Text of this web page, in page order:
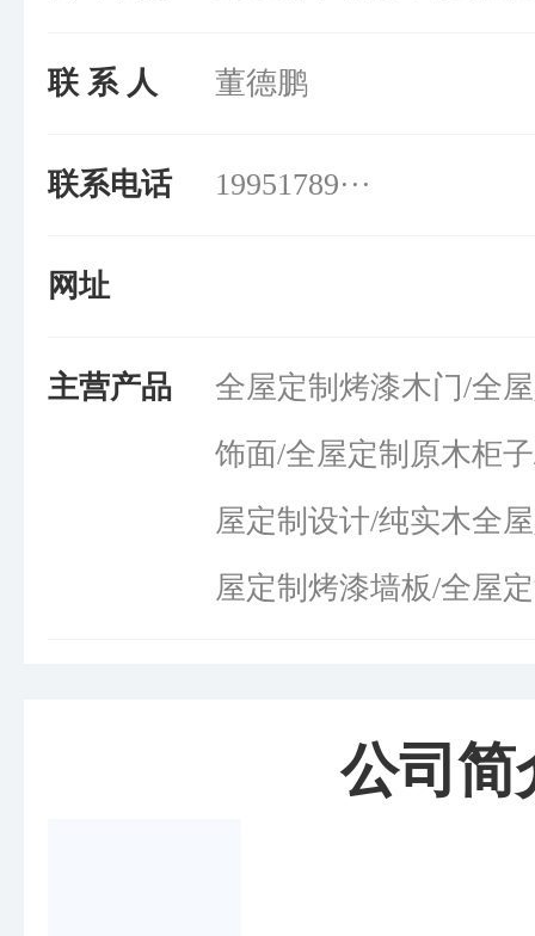
联 系 人 董德鹏
联系电话 19951789···
网址
主营产品
全屋定制烤漆木门/全
饰面/全屋定制原木柜
屋定制设计/纯实木全
屋定制烤漆墙板/全屋
公司简